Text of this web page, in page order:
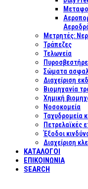
Μετρητές:
Τράπεζες
Τελωνεία
Σώματα
Διαχείριση
Βιομηχανία
Χημική
Νοσοκομεία
Ταχυδρομεία
Πετρελαϊκές
Έξοδοι
Διαχείριση
ΚΑΤΑΛΟΓΟΙ
ΕΠΙΚΟΙΝΩΝΊΑ
SEARCH